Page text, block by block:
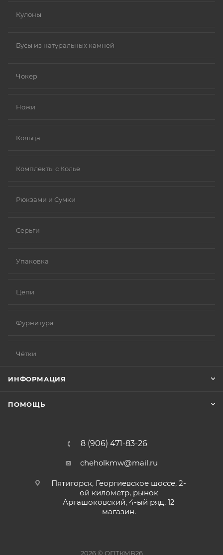
в сплаве может вызывать реакцию).
покрытия других металлов, таких как золото или
Золото (особенно высокой пробы, хотя даже
Платина.
Кулоны
Бусы из натуральных камней
Чокер
Ножи
Кольца
Комплекты с Колье
Рюкзами и Сумки
Серьги
Упаковка
Цепи
Фурнитура
Чётки
ИНФОРМАЦИЯ
ПОМОЩЬ
8 (906) 471-83-26
cheholkmw@mail.ru
Пятигорск, Георгиевское шоссе, 2-
ой километр, рынок
Аргашоковский, 4-ый ряд, 12
магазин.
2026 © ОПТКМВ26